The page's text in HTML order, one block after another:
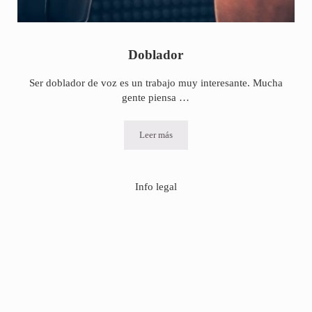
Doblador
Ser doblador de voz es un trabajo muy interesante. Mucha
gente piensa …
Leer más
Doblador
Info legal